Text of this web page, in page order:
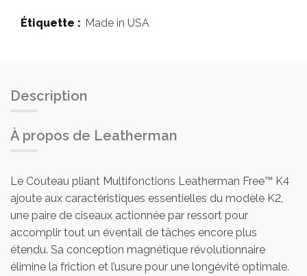
Étiquette : Made in USA
Description
À propos de Leatherman
Le Couteau pliant Multifonctions Leatherman Free™ K4
ajoute aux caractéristiques essentielles du modèle K2,
une paire de ciseaux actionnée par ressort pour
accomplir tout un éventail de tâches encore plus
étendu. Sa conception magnétique révolutionnaire
élimine la friction et l’usure pour une longévité optimale.